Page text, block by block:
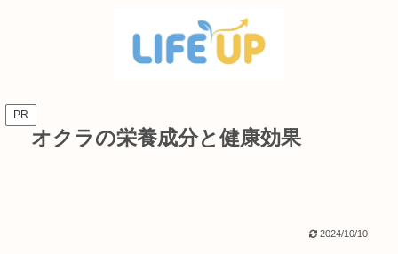
PR
オクラの栄養成分と健康効果
2024/10/10